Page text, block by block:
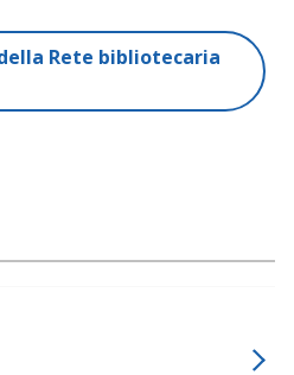
Rete bibliotecaria